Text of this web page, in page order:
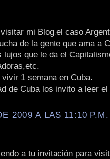
mi Blog,el caso
de la gente que ama a
lujos que le da el
1 semana en Cuba.
de Cuba los invito a leer el
2009 A LAS 11:10 P.M.
a tu invitación para